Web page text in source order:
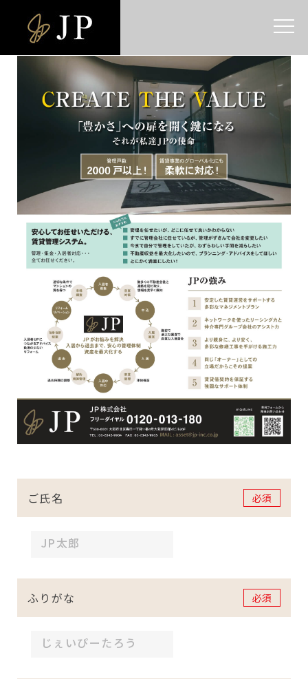
ご氏名 必須
ふりがな 必須